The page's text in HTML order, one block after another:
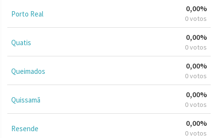
Porto Real
0,00%
0 votos
Quatis
0,00%
0 votos
Queimados
0,00%
0 votos
Quissamã
0,00%
0 votos
Resende
0,00%
0 votos